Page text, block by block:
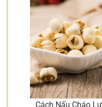
Cách Nấu Cháo